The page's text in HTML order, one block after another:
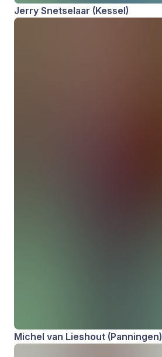
Jerry Snetselaar (Kessel)
Michel van Lieshout (Panningen)